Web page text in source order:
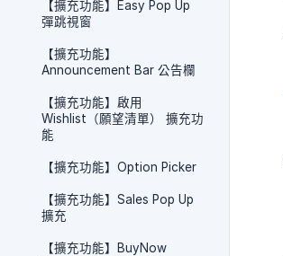
【擴充功能】Easy Pop Up
彈跳視窗
【擴充功能】
Announcement Bar 公告欄
【擴充功能】啟用
Wishlist（願望清單） 擴充功
能
【擴充功能】Option Picker
【擴充功能】Sales Pop Up
擴充
【擴充功能】BuyNow